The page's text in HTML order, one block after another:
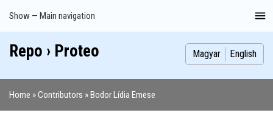
Main
navigation
Show — Main navigation
Index
Publications
Theses
Images
Contributors
Repo › Proteo Magyar English
Home Contributors Bodor Lídia Emese